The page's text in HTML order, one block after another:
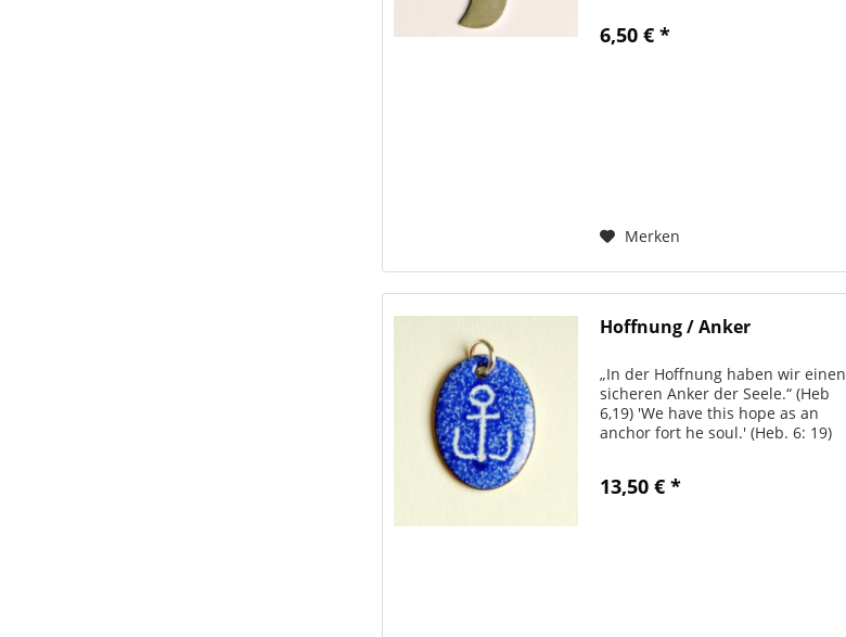
halben Preis verkauft werden.
6,50 € *
Merken
Hoffnung / Anker
„In der Hoffnung haben wir einen
sicheren Anker der Seele.“ (Heb
6,19) 'We have this hope as an
anchor fort he soul.' (Heb. 6: 19)
Brüdern in Handarbeit
13,50 € *